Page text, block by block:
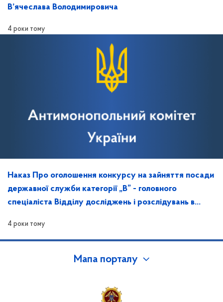
В’ячеслава Володимировича
4 роки тому
Наказ Про оголошення конкурсу на зайняття посади
державної служби категорії „В” - головного
спеціаліста Відділу досліджень і розслідувань в
4 роки тому
Мапа порталу